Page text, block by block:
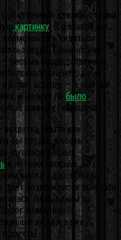
движок студии
картинку . С физикой же
кидаться
Техническая
весьма посредственная.
мелодий нет, дабы
стоит вопрос — а чем же
и нельзя ли было
а самому геймплею?
опыта или
бы студии делать
Inversion весьма
в летнее затишье, но
много однообразия,
дает возможности Inversion
лишь одним из
Interactive
игры и даже